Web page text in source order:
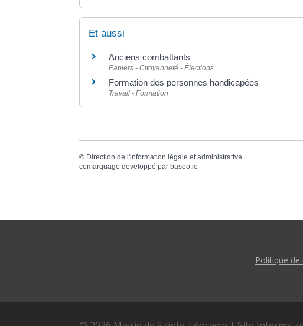
Et aussi
Anciens combattants
Papiers - Citoyenneté - Élections
Formation des personnes handicapées
Travail - Formation
© Direction de l'information légale et administrative
comarquage developpé parbaseo.io
Politique de